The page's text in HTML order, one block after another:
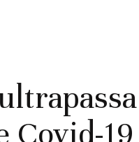
Covid-19